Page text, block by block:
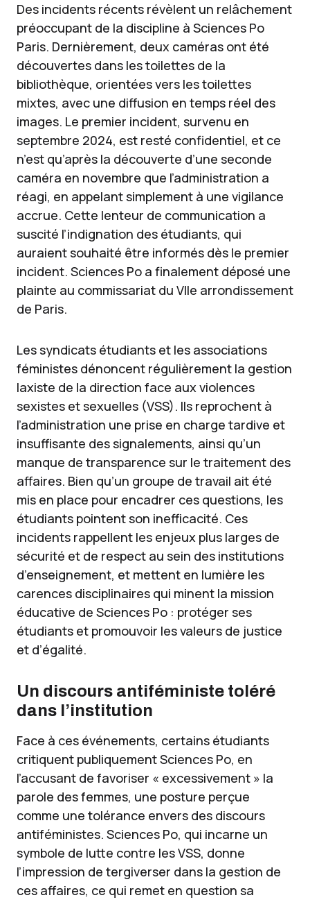
Des incidents récents révèlent un relâchement
préoccupant de la discipline à Sciences Po
Paris. Dernièrement, deux caméras ont été
découvertes dans les toilettes de la
bibliothèque, orientées vers les toilettes
mixtes, avec une diffusion en temps réel des
images. Le premier incident, survenu en
septembre 2024, est resté confidentiel, et ce
n’est qu’après la découverte d’une seconde
caméra en novembre que l’administration a
réagi, en appelant simplement à une vigilance
accrue. Cette lenteur de communication a
suscité l’indignation des étudiants, qui
auraient souhaité être informés dès le premier
incident. Sciences Po a finalement déposé une
plainte au commissariat du VIIe arrondissement
de Paris.
Les syndicats étudiants et les associations
féministes dénoncent régulièrement la gestion
laxiste de la direction face aux violences
sexistes et sexuelles (VSS). Ils reprochent à
l’administration une prise en charge tardive et
insuffisante des signalements, ainsi qu’un
manque de transparence sur le traitement des
affaires. Bien qu’un groupe de travail ait été
mis en place pour encadrer ces questions, les
étudiants pointent son inefficacité. Ces
incidents rappellent les enjeux plus larges de
sécurité et de respect au sein des institutions
d’enseignement, et mettent en lumière les
carences disciplinaires qui minent la mission
éducative de Sciences Po : protéger ses
étudiants et promouvoir les valeurs de justice
et d’égalité.
Un discours antiféministe toléré
dans l’institution
Face à ces événements, certains étudiants
critiquent publiquement Sciences Po, en
l’accusant de favoriser « excessivement » la
parole des femmes, une posture perçue
comme une tolérance envers des discours
antiféministes. Sciences Po, qui incarne un
symbole de lutte contre les VSS, donne
l’impression de tergiverser dans la gestion de
ces affaires, ce qui remet en question sa